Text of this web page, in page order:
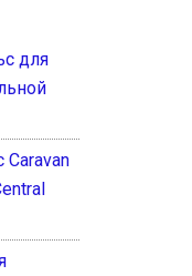
для
Caravan